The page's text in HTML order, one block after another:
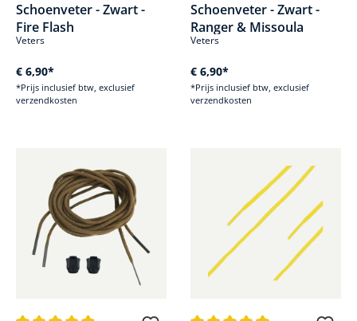
Schoenveter - Zwart -
Fire Flash
Veters
€ 6,90*
*Prijs inclusief btw, exclusief
verzendkosten
Schoenveter - Zwart -
Ranger & Missoula
Veters
€ 6,90*
*Prijs inclusief btw, exclusief
verzendkosten